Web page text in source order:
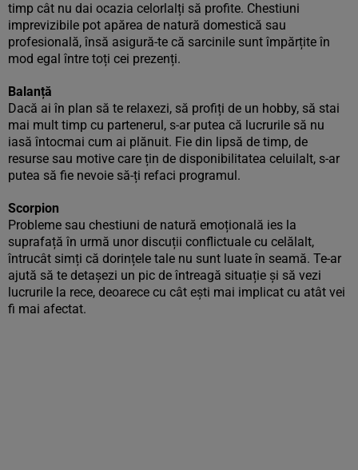
timp cât nu dai ocazia celorlalți să profite. Chestiuni
imprevizibile pot apărea de natură domestică sau
profesională, însă asigură-te că sarcinile sunt împărțite în
mod egal între toți cei prezenți.
Balanță
Dacă ai în plan să te relaxezi, să profiți de un hobby, să stai
mai mult timp cu partenerul, s-ar putea că lucrurile să nu
iasă întocmai cum ai plănuit. Fie din lipsă de timp, de
resurse sau motive care țin de disponibilitatea celuilalt, s-ar
putea să fie nevoie să-ți refaci programul.
Scorpion
Probleme sau chestiuni de natură emoțională ies la
suprafață în urmă unor discuții conflictuale cu celălalt,
întrucât simți că dorințele tale nu sunt luate în seamă. Te-ar
ajută să te detașezi un pic de întreagă situație și să vezi
lucrurile la rece, deoarece cu cât ești mai implicat cu atât vei
fi mai afectat.